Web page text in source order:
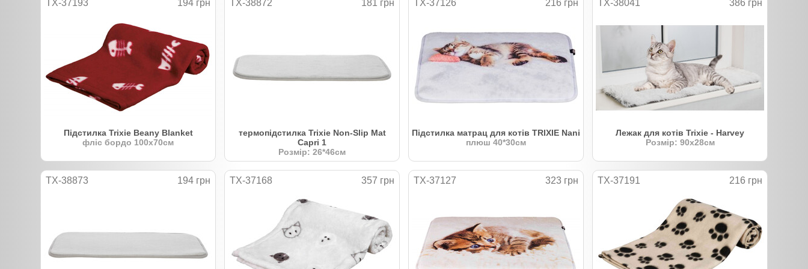
TX-37193 194 грн
Підстилка Trixie Beany Blanket
фліс бордо 100х70см
TX-38872 181 грн
термопідстилка Trixie Non-Slip Mat
Capri 1
Розмір: 26*46см
TX-37126 216 грн
Підстилка матрац для котів TRIXIE Nani
плюш 40*30см
TX-38041 386 грн
Лежак для котів Trixie - Harvey
Розмір: 90х28см
TX-38873 194 грн TX-37168 357 грн TX-37127 323 грн TX-37191 216 грн